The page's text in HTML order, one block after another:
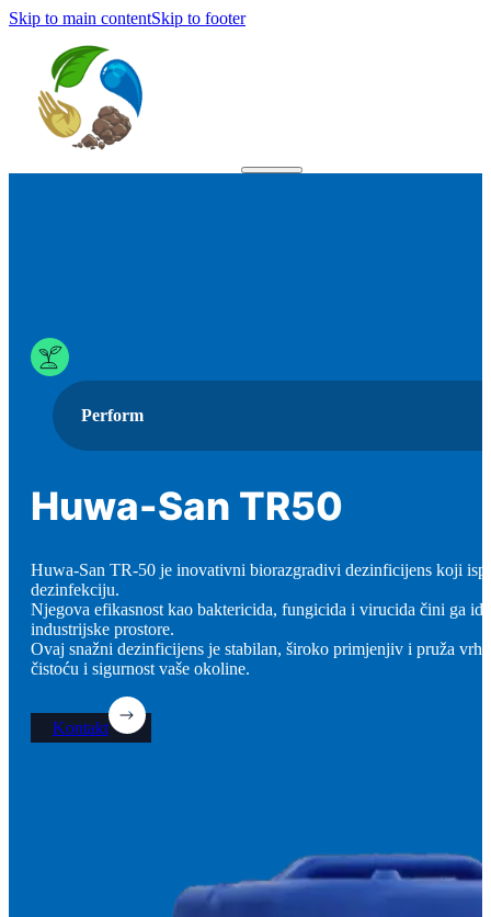
Skip to main contentSkip to footer
Perform
Huwa-San TR50
Huwa-San TR-50 je inovativni biorazgradivi dezinficijens koji
dezinfekciju.
Njegova efikasnost kao baktericida, fungicida i virucida čini ga
industrijske prostore.
Ovaj snažni dezinficijens je stabilan, široko primjenjiv i pruža
čistoću i sigurnost vaše okoline.
Kontakt